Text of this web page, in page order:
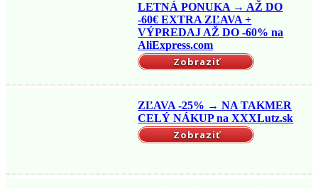
LETNÁ PONUKA → AŽ DO
-60€ EXTRA ZĽAVA +
VÝPREDAJ AŽ DO -60% na
AliExpress.com
Zobraziť
ZĽAVA -25% → NA TAKMER
CELÝ NÁKUP na XXXLutz.sk
Zobraziť